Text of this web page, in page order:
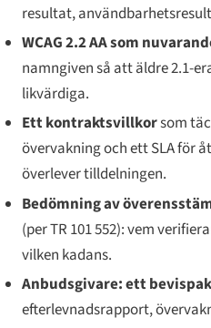
resultat,
WCAG 2.2 AA som
namngiven så att äldre 2.1-
likvärdiga.
Ett kontraktsvillkorsom
övervakning och ett SLA för
överlever tilldelningen.
Bedömning av
(per TR 101 552): vem
vilken kadans.
Anbudsgivare: ett
efterlevnadsrapport,